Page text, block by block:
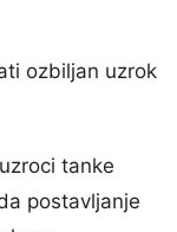
ozbiljan uzrok
tanke
postavljanje